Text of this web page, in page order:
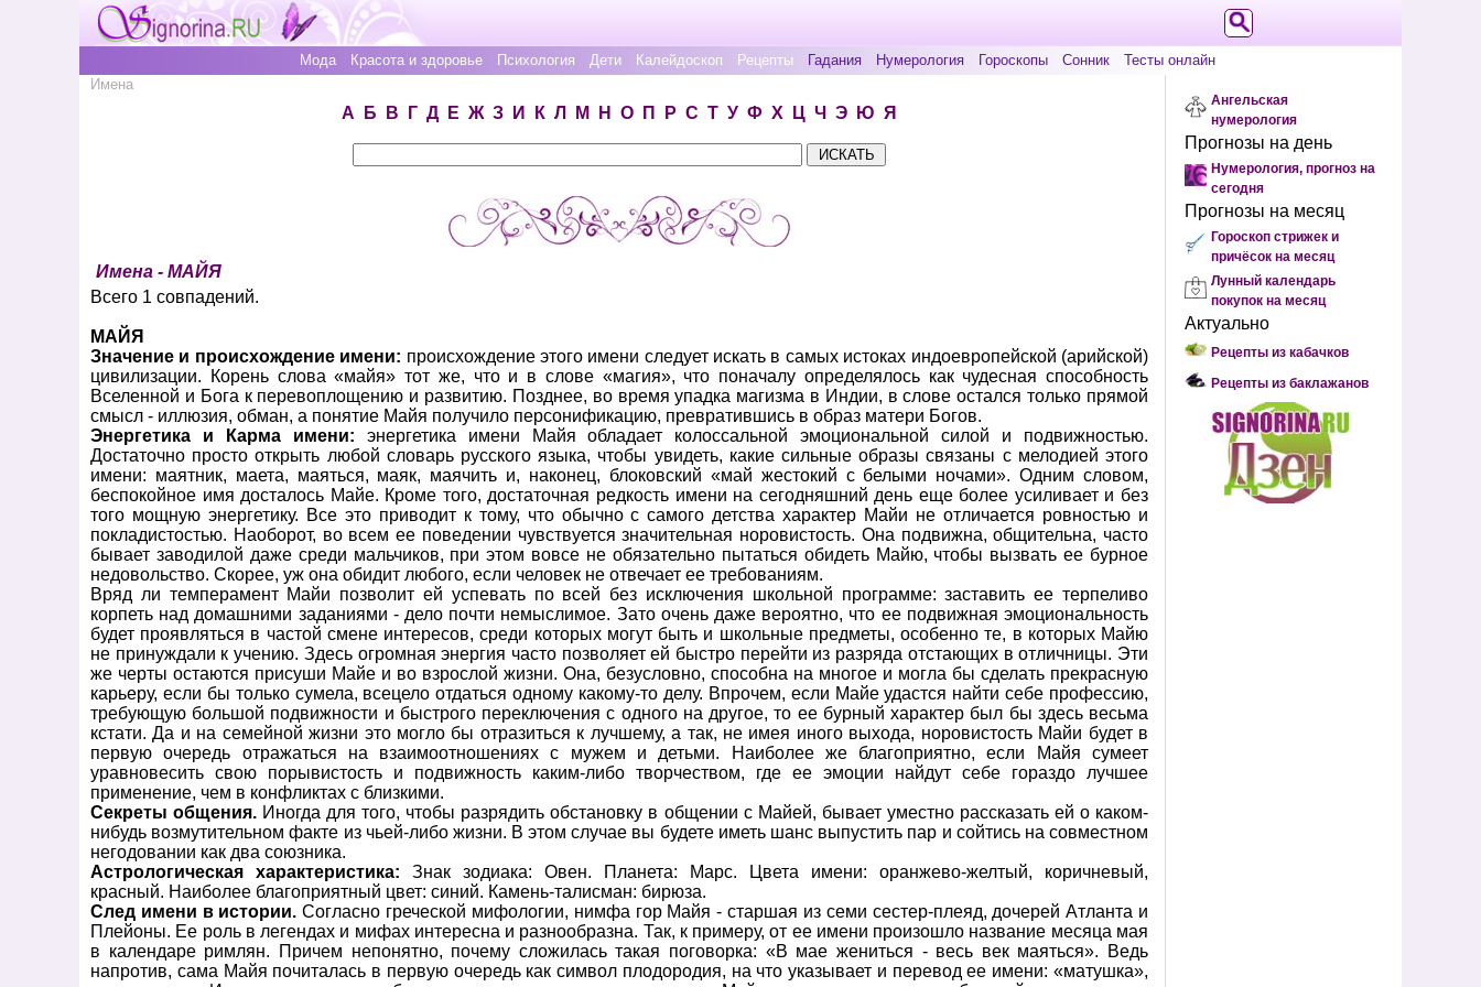
Мода Красота и здоровье Психология Дети Калейдоскоп Рецепты Гадания Нумерология Гороскопы Сонник
Тесты онлайн
Имена
А Б В Г Д Е Ж З И К Л М Н О П Р С Т У Ф Х Ц Ч Э Ю Я
Имена - МАЙЯ
Всего 1 совпадений.
МАЙЯ
Значение и происхождение имени: происхождение этого имени следует искать в самых истоках индоевропейской (арийской)
цивилизации. Корень слова «майя» тот же, что и в слове «магия», что поначалу определялось как чудесная способность
Вселенной и Бога к перевоплощению и развитию. Позднее, во время упадка магизма в Индии, в слове остался только прямой
смысл - иллюзия, обман, а понятие Майя получило персонификацию, превратившись в образ матери Богов.
Энергетика и Карма имени: энергетика имени Майя обладает колоссальной эмоциональной силой и подвижностью.
Достаточно просто открыть любой словарь русского языка, чтобы увидеть, какие сильные образы связаны с мелодией этого
имени: маятник, маета, маяться, маяк, маячить и, наконец, блоковский «май жестокий с белыми ночами». Одним словом,
беспокойное имя досталось Майе. Кроме того, достаточная редкость имени на сегодняшний день еще более усиливает и без
того мощную энергетику. Все это приводит к тому, что обычно с самого детства характер Майи не отличается ровностью и
покладистостью. Наоборот, во всем ее поведении чувствуется значительная норовистость. Она подвижна, общительна, часто
бывает заводилой даже среди мальчиков, при этом вовсе не обязательно пытаться обидеть Майю, чтобы вызвать ее бурное
недовольство. Скорее, уж она обидит любого, если человек не отвечает ее требованиям.
Вряд ли темперамент Майи позволит ей успевать по всей без исключения школьной программе: заставить ее терпеливо
корпеть над домашними заданиями - дело почти немыслимое. Зато очень даже вероятно, что ее подвижная эмоциональность
будет проявляться в частой смене интересов, среди которых могут быть и школьные предметы, особенно те, в которых Майю
не принуждали к учению. Здесь огромная энергия часто позволяет ей быстро перейти из разряда отстающих в отличницы. Эти
же черты остаются присуши Майе и во взрослой жизни. Она, безусловно, способна на многое и могла бы сделать прекрасную
карьеру, если бы только сумела, всецело отдаться одному какому-то делу. Впрочем, если Майе удастся найти себе профессию,
требующую большой подвижности и быстрого переключения с одного на другое, то ее бурный характер был бы здесь весьма
кстати. Да и на семейной жизни это могло бы отразиться к лучшему, а так, не имея иного выхода, норовистость Майи будет в
первую очередь отражаться на взаимоотношениях с мужем и детьми. Наиболее же благоприятно, если Майя сумеет
уравновесить свою порывистость и подвижность каким-либо творчеством, где ее эмоции найдут себе гораздо лучшее
применение, чем в конфликтах с близкими.
Секреты общения. Иногда для того, чтобы разрядить обстановку в общении с Майей, бывает уместно рассказать ей о каком-
нибудь возмутительном факте из чьей-либо жизни. В этом случае вы будете иметь шанс выпустить пар и сойтись на совместном
негодовании как два союзника.
Астрологическая характеристика: Знак зодиака: Овен. Планета: Марс. Цвета имени: оранжево-желтый, коричневый,
красный. Наиболее благоприятный цвет: синий. Камень-талисман: бирюза.
След имени в истории. Согласно греческой мифологии, нимфа гор Майя - старшая из семи сестер-плеяд, дочерей Атланта и
Плейоны. Ее роль в легендах и мифах интересна и разнообразна. Так, к примеру, от ее имени произошло название месяца мая
в календаре римлян. Причем непонятно, почему сложилась такая поговорка: «В мае жениться - весь век маяться». Ведь
напротив, сама Майя почиталась в первую очередь как символ плодородия, на что указывает и перевод ее имени: «матушка»,
Ангельская
нумерология
Прогнозы на день
Нумерология, прогноз на
сегодня
Прогнозы на месяц
Гороскоп стрижек и
причёсок на месяц
Лунный календарь
покупок на месяц
Актуально
Рецепты из кабачков
Рецепты из баклажанов